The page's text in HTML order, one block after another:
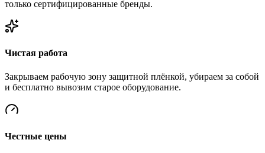
только сертифицированные бренды.
Чистая работа
Закрываем рабочую зону защитной плёнкой, убираем за собой
и бесплатно вывозим старое оборудование.
Честные цены